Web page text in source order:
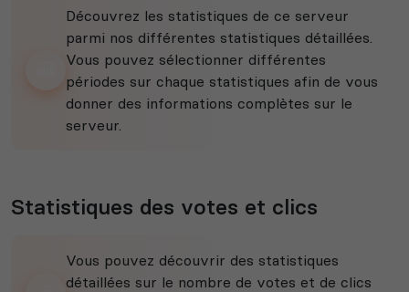
Découvrez les statistiques de ce serveur
parmi nos différentes statistiques détaillées.
Vous pouvez sélectionner différentes
périodes sur chaque statistiques afin de vous
donner des informations complètes sur le
serveur.
Statistiques des votes et clics
Vous pouvez découvrir des statistiques
détaillées sur le nombre de votes et de clics